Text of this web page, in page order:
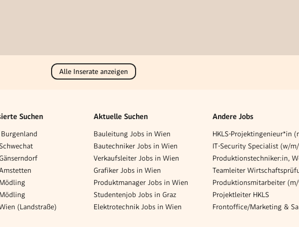
Alle Inserate anzeigen
Suchen
Burgenland
(Landstraße)
Aktuelle Suchen
Bauleitung Jobs in Wien
Bautechniker Jobs in Wien
Verkaufsleiter Jobs in Wien
Grafiker Jobs in Wien
Produktmanager Jobs in Wien
Studentenjob Jobs in Graz
Elektrotechnik Jobs in Wien
Andere Jobs
HKLS-Projektingenieur*in
IT-Security Specialist (w/
Projektleiter HKLS